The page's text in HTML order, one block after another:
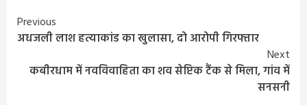
Continue
Reading
Previous
अधजली लाश हत्याकांड का खुलासा, दो आरोपी गिरफ्तार
Next
कबीरधाम में नवविवाहिता का शव सेप्टिक टैंक से मिला, गांव में
सनसनी